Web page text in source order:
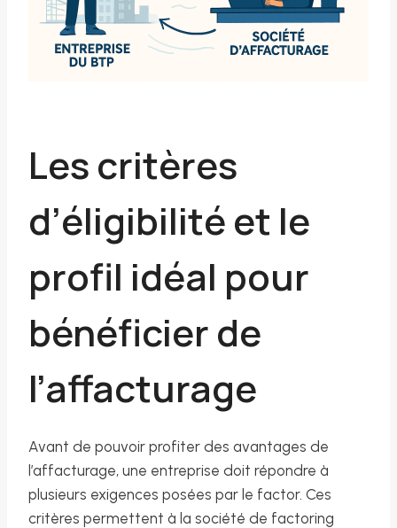
Les critères
d’éligibilité et le
profil idéal pour
bénéficier de
l’affacturage
Avant de pouvoir profiter des avantages de
l’affacturage, une entreprise doit répondre à
plusieurs exigences posées par le factor. Ces
critères permettent à la société de factoring